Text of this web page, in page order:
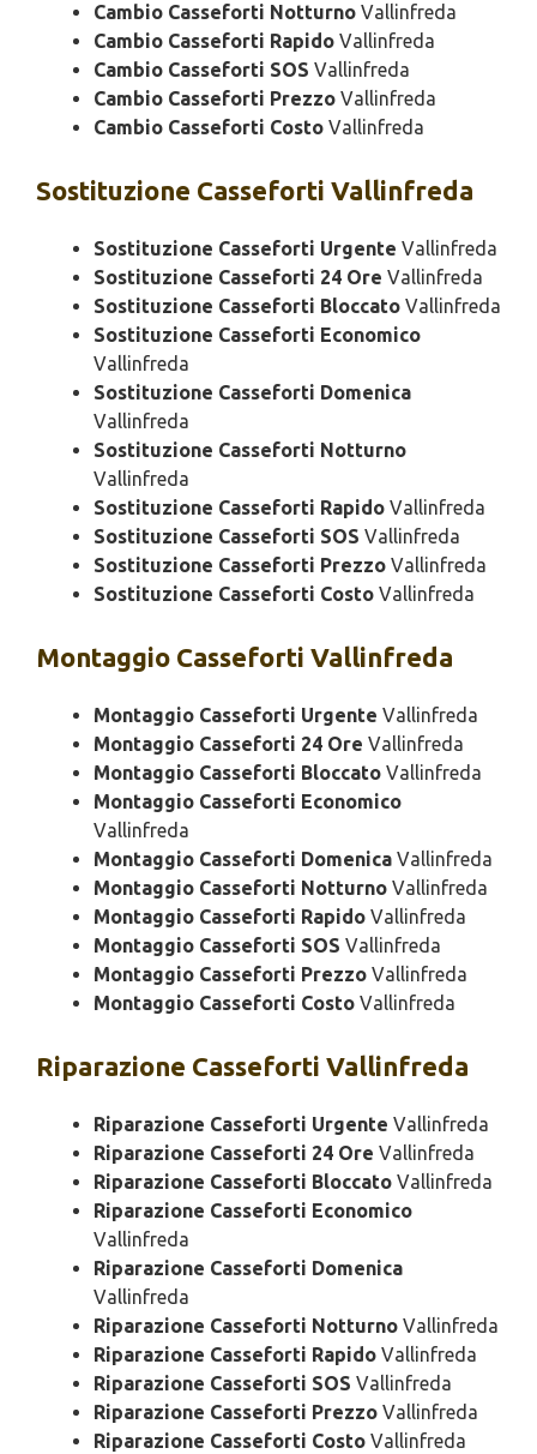
Cambio Casseforti Notturno Vallinfreda
Cambio Casseforti Rapido Vallinfreda
Cambio Casseforti SOS Vallinfreda
Cambio Casseforti Prezzo Vallinfreda
Cambio Casseforti Costo Vallinfreda
Sostituzione Casseforti Vallinfreda
Sostituzione Casseforti Urgente Vallinfreda
Sostituzione Casseforti 24 Ore Vallinfreda
Sostituzione Casseforti Bloccato Vallinfreda
Sostituzione Casseforti Economico
Vallinfreda
Sostituzione Casseforti Domenica
Vallinfreda
Sostituzione Casseforti Notturno
Vallinfreda
Sostituzione Casseforti Rapido Vallinfreda
Sostituzione Casseforti SOS Vallinfreda
Sostituzione Casseforti Prezzo Vallinfreda
Sostituzione Casseforti Costo Vallinfreda
Montaggio Casseforti Vallinfreda
Montaggio Casseforti Urgente Vallinfreda
Montaggio Casseforti 24 Ore Vallinfreda
Montaggio Casseforti Bloccato Vallinfreda
Montaggio Casseforti Economico
Vallinfreda
Montaggio Casseforti Domenica Vallinfreda
Montaggio Casseforti Notturno Vallinfreda
Montaggio Casseforti Rapido Vallinfreda
Montaggio Casseforti SOS Vallinfreda
Montaggio Casseforti Prezzo Vallinfreda
Montaggio Casseforti Costo Vallinfreda
Riparazione Casseforti Vallinfreda
Riparazione Casseforti Urgente Vallinfreda
Riparazione Casseforti 24 Ore Vallinfreda
Riparazione Casseforti Bloccato Vallinfreda
Riparazione Casseforti Economico
Vallinfreda
Riparazione Casseforti Domenica
Vallinfreda
Riparazione Casseforti Notturno Vallinfreda
Riparazione Casseforti Rapido Vallinfreda
Riparazione Casseforti SOS Vallinfreda
Riparazione Casseforti Prezzo Vallinfreda
Riparazione Casseforti Costo Vallinfreda